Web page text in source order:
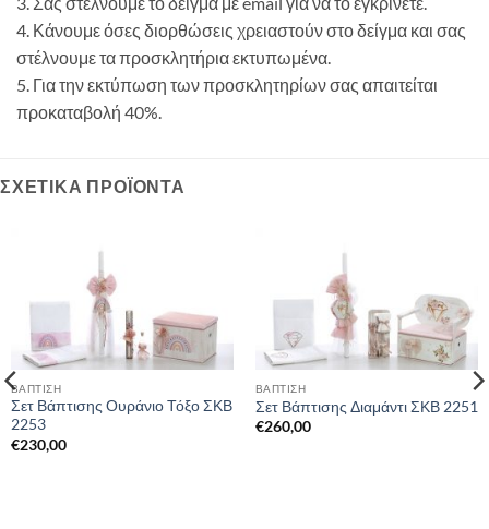
4. Κάνουμε όσες διορθώσεις χρειαστούν στο δείγμα και σας
στέλνουμε τα προσκλητήρια εκτυπωμένα.
5. Για την εκτύπωση των προσκλητηρίων σας απαιτείται
προκαταβολή 40%.
ΣΧΕΤΙΚΆ ΠΡΟΪΌΝΤΑ
ΒΑΠΤΙΣΗ
Σετ Βάπτισης Ουράνιο Τόξο ΣΚΒ
2253
€230,00
ΒΑΠΤΙΣΗ
Σετ Βάπτισης Διαμάντι ΣΚΒ 2251
€260,00